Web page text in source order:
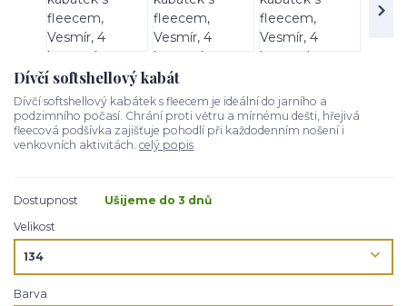
Dívčí softshellový kabát
Dívčí softshellový kabátek s fleecem je ideální do jarního a
podzimního počasí. Chrání proti větru a mírnému dešti, hřejivá
fleecová podšívka zajišťuje pohodlí při každodenním nošení i
venkovních aktivitách. celý popis
Dostupnost
Ušijeme do 3 dnů
Velikost
Barva